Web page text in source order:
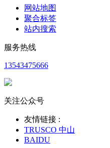
网站地图
聚合标签
站内搜索
服务热线
13543475666
关注公众号
友情链接 :
TRUSCO 中山
BAIDU